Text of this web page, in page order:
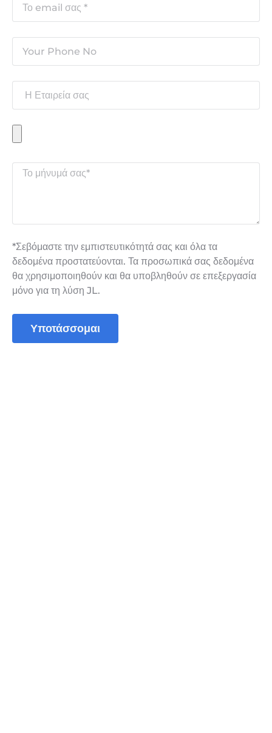
*Σεβόμαστε την εμπιστευτικότητά σας και όλα τα
δεδομένα προστατεύονται. Τα προσωπικά σας δεδομένα
θα χρησιμοποιηθούν και θα υποβληθούν σε επεξεργασία
μόνο για τη λύση JL.
Υποτάσσομαι